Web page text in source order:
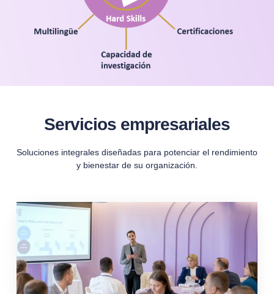
Servicios empresariales
Soluciones integrales diseñadas para potenciar el rendimiento
y bienestar de su organización.